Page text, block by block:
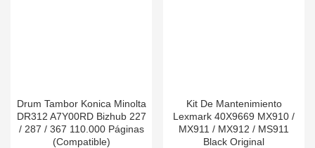
Drum Tambor Konica Minolta
DR312 A7Y00RD Bizhub 227
/ 287 / 367 110.000 Páginas
(Compatible)
Kit De Mantenimiento
Lexmark 40X9669 MX910 /
MX911 / MX912 / MS911
Black Original